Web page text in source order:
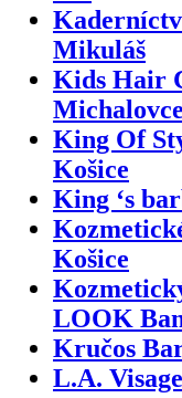
Mikuláš
Kids Hair
Michalovce
King Of
Košice
King ‘s
Košice
LOOK
Kručos
L.A.